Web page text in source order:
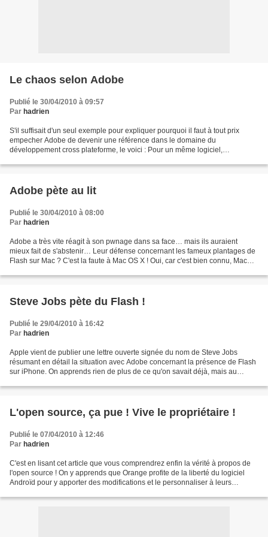
Le chaos selon Adobe
Publié le 30/04/2010 à 09:57
Par hadrien
S'il suffisait d'un seul exemple pour expliquer pourquoi il faut à tout prix
empecher Adobe de devenir une référence dans le domaine du
développement cross plateforme, le voici : Pour un même logiciel,
Adobe pète au lit
Publié le 30/04/2010 à 08:00
Par hadrien
Adobe a très vite réagit à son pwnage dans sa face… mais ils auraient
mieux fait de s'abstenir… Leur défense concernant les fameux plantages de
Flash sur Mac ? C'est la faute à Mac OS X ! Oui, car c'est bien connu, Mac
Steve Jobs pète du Flash !
Publié le 29/04/2010 à 16:42
Par hadrien
Apple vient de publier une lettre ouverte signée du nom de Steve Jobs
résumant en détail la situation avec Adobe concernant la présence de Flash
sur iPhone. On apprends rien de plus de ce qu'on savait déjà, mais au
L'open source, ça pue ! Vive le propriétaire !
Publié le 07/04/2010 à 12:46
Par hadrien
C'est en lisant cet article que vous comprendrez enfin la vérité à propos de
l'open source ! On y apprends que Orange profite de la liberté du logiciel
Androïd pour y apporter des modifications et le personnaliser à leurs